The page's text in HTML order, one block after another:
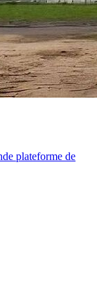
plateforme de